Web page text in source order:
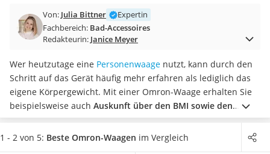
Bürohocker
Außenleuchte mit Kamera
Akku-Tischlampe
Konferenzmikrofon
Klappmatratze
Duschkopf mit Kalkfilter
Aktenvernichter Sicherheitsstufe 4
Bettgitter
Von: Julia Bittner
Expertin
Fachbereich: Bad-Accessoires
Redakteurin: Janice Meyer
Wer heutzutage eine Personenwaage nutzt, kann durch den
Schritt auf das Gerät häufig mehr erfahren als lediglich das
eigene Körpergewicht. Mit einer Omron-Waage erhalten Sie
beispielsweise auch Auskunft über den BMI sowie den
Körperfettgehalt. Diverse Online-Tests raten zu Modellen mit
Speicherfunktion. So können Sie Ihren Fortschritt besser
1 - 2 von 5: Beste Omron-Waagen im Vergleich